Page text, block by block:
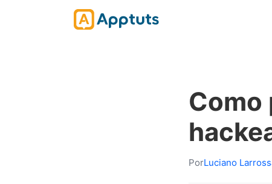
Como
PorLuciano